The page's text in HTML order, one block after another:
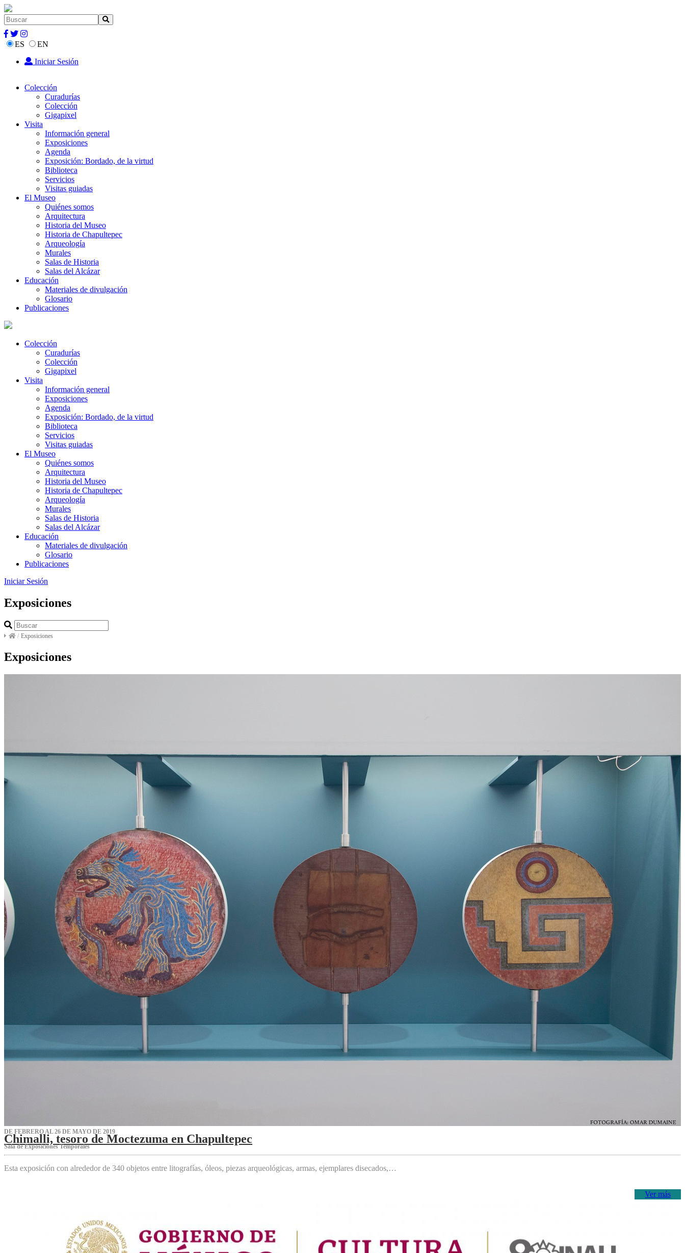
ES
EN
Iniciar Sesión
Colección
Curadurías
Colección
Gigapixel
Visita
Información general
Exposiciones
Agenda
Exposición: Bordado, de la virtud
Biblioteca
Servicios
Visitas guiadas
El Museo
Quiénes somos
Arquitectura
Historia del Museo
Historia de Chapultepec
Arqueología
Murales
Salas de Historia
Salas del Alcázar
Educación
Materiales de divulgación
Glosario
Publicaciones
Colección
Curadurías
Colección
Gigapixel
Visita
Información general
Exposiciones
Agenda
Exposición: Bordado, de la virtud
Biblioteca
Servicios
Visitas guiadas
El Museo
Quiénes somos
Arquitectura
Historia del Museo
Historia de Chapultepec
Arqueología
Murales
Salas de Historia
Salas del Alcázar
Educación
Materiales de divulgación
Glosario
Publicaciones
Iniciar Sesión
Exposiciones
/ Exposiciones
Exposiciones
DE FEBRERO AL 26 DE MAYO DE 2019
Chimalli, tesoro de Moctezuma en Chapultepec
Sala de Exposiciones Temporales
Esta exposición con alrededor de 340 objetos entre litografías, óleos, piezas arqueológicas, armas, ejemplares disecados,…
Ver más